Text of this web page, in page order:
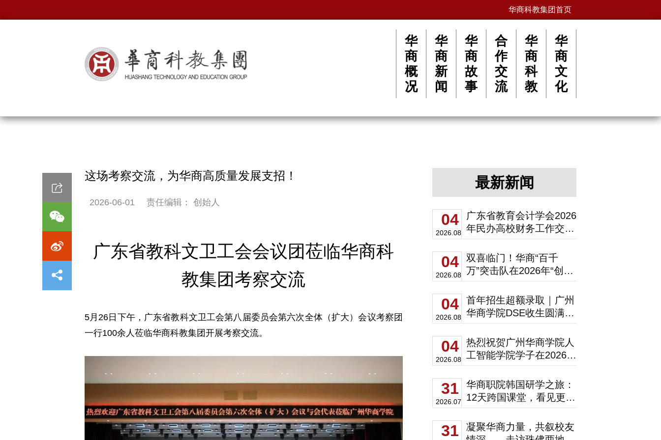
华商科教集团首页
华
商
概
况
华
商
新
闻
华
商
故
事
合
作
交
流
华
商
科
教
华
商
文
化
最新新闻
04
2026.08
广东省教育会计学会2026
年民办高校财务工作交流
会圆满举办！
04
2026.08
双喜临门！华商“百千
万”突击队在2026年“创青
春”肇庆市赛斩获二等、
三等奖！
04
2026.08
首年招生超额录取｜广州
华商学院DSE收生圆满收
官！
04
2026.08
热烈祝贺广州华商学院人
工智能学院学子在2026年
广东省大学生计算机设计
大赛中斩获一等奖
31
2026.07
华商职院韩国研学之旅：
12天跨国课堂，看见更广
阔的世界
31
凝聚华商力量，共叙校友
这场考察交流，为华商高质量发展支招！
2026-06-01 责任编辑： 创始人
广东省教科文卫工会会议团莅临华商科
教集团考察交流
5月26日下午，广东省教科文卫工会第八届委员会第六次全体（扩大）会议考察团
一行100余人莅临华商科教集团开展考察交流。